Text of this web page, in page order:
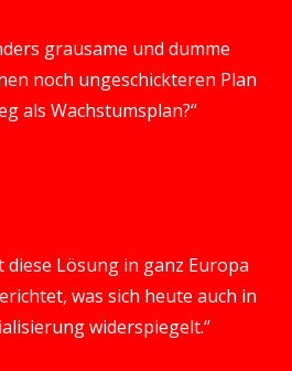
grausame und dumme
noch ungeschickteren Plan
als Wachstumsplan?“
diese Lösung in ganz Europa
was sich heute auch in
widerspiegelt.“